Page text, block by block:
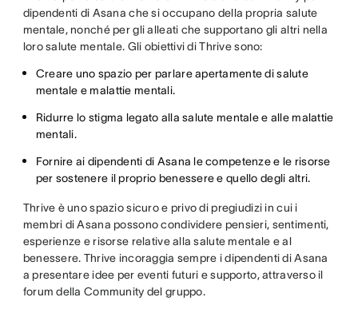
dipendenti di Asana che si occupano della propria salute
mentale, nonché per gli alleati che supportano gli altri nella
loro salute mentale. Gli obiettivi di Thrive sono:
Creare uno spazio per parlare apertamente di salute
mentale e malattie mentali.
Ridurre lo stigma legato alla salute mentale e alle malattie
mentali.
Fornire ai dipendenti di Asana le competenze e le risorse
per sostenere il proprio benessere e quello degli altri.
Thrive è uno spazio sicuro e privo di pregiudizi in cui i
membri di Asana possono condividere pensieri, sentimenti,
esperienze e risorse relative alla salute mentale e al
benessere. Thrive incoraggia sempre i dipendenti di Asana
a presentare idee per eventi futuri e supporto, attraverso il
forum della Community del gruppo.